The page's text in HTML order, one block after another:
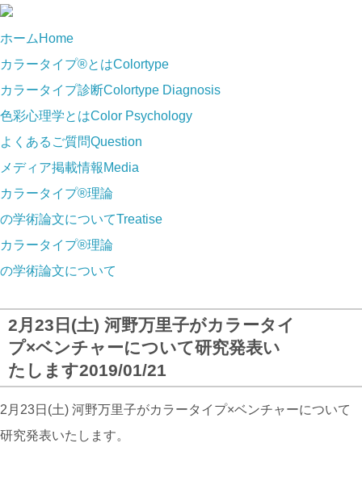
ホーム Home
カラータイプ®とはColortype
カラータイプ診断Colortype Diagnosis
色彩心理学とはColor Psychology
よくあるご質問Question
メディア掲載情報 Media
カラータイプ®理論
の学術論文についてTreatise
カラータイプ®理論
の学術論文について
2月23日(土) 河野万里子がカラータイ
プ×ベンチャーについて研究発表い
たします2019/01/21
2月23日(土) 河野万里子がカラータイプ×ベンチャーについて
研究発表いたします。